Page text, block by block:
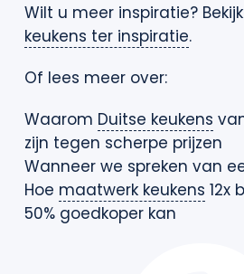
Wilt u meer inspiratie?
keukens ter inspiratie.
Of lees meer over:
Waarom Duitse keukens
zijn tegen scherpe prijzen
Wanneer we spreken van
Hoe maatwerk keukens 12x
50% goedkoper kan